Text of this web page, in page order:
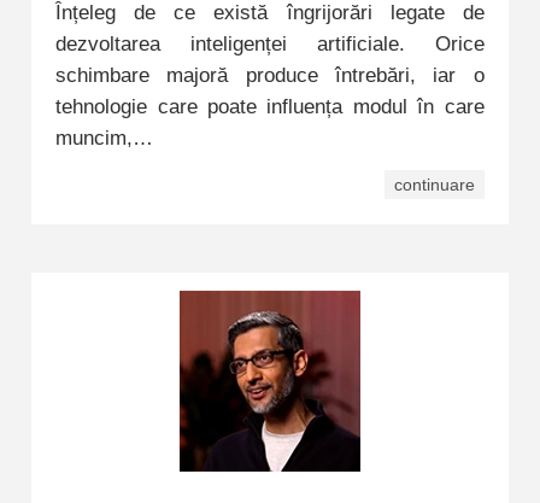
Înțeleg de ce există îngrijorări legate de
dezvoltarea inteligenței artificiale. Orice
schimbare majoră produce întrebări, iar o
tehnologie care poate influența modul în care
muncim,…
continuare